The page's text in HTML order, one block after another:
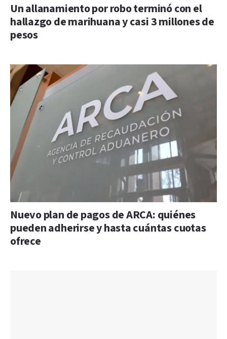
Un allanamiento por robo terminó con el
hallazgo de marihuana y casi 3 millones de
pesos
Nuevo plan de pagos de ARCA: quiénes
pueden adherirse y hasta cuántas cuotas
ofrece